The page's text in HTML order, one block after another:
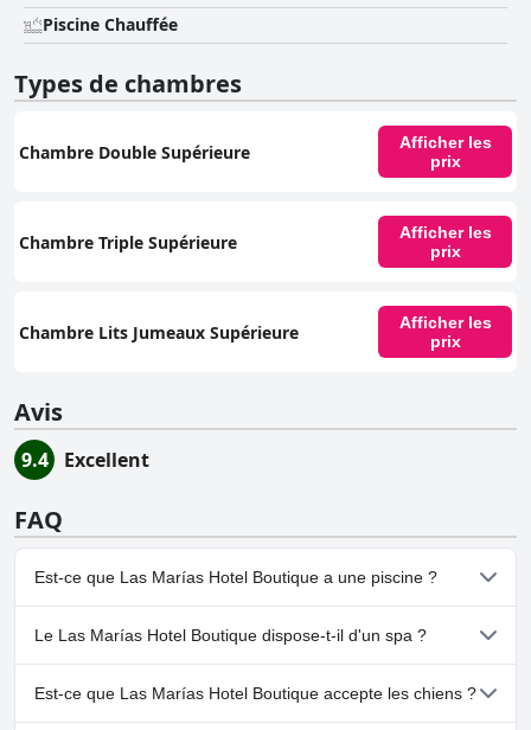
Piscine Chauffée
Types de chambres
Chambre Double Supérieure
Afficher les
prix
Chambre Triple Supérieure
Afficher les
prix
Chambre Lits Jumeaux Supérieure
Afficher les
prix
Avis
9.4 Excellent
FAQ
Est-ce que Las Marías Hotel Boutique a une piscine ?
Oui, Las Marías Hotel Boutique dispose de piscine(s) appartenant
à une ou plusieurs des catégories suivantes : Piscine Chauffée,
Piscine Extérieure.Pour plus d'informations, lisez les réponses au
questionnairePiscine.
Le Las Marías Hotel Boutique dispose-t-il d'un spa ?
Oui, un spa est disponible à Las Marías Hotel Boutique.
Est-ce que Las Marías Hotel Boutique accepte les chiens ?